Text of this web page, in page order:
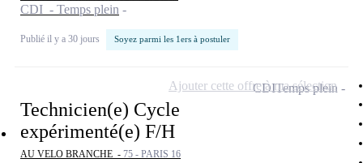
CDI - Temps plein
Publié il y a 30 jours Soyez parmi les 1ers à postuler
Technicien(e) Cycle
expérimenté(e) F/H
AU VELO BRANCHE - 75 - PARIS 16
CDITemps plein
Ajouter cette offre à ma sélection